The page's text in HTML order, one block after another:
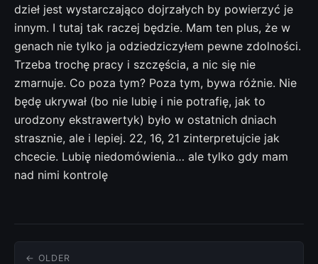
dzieł jest wystarczająco dojrzałych by powierzyć je
innym. I tutaj tak raczej będzie. Mam ten plus, że w
genach nie tylko ja odziedziczyłem pewne zdolności.
Trzeba trochę pracy i szczęścia, a nic się nie
zmarnuje. Co poza tym? Poza tym, bywa różnie. Nie
będę ukrywał (bo nie lubię i nie potrafię, jak to
urodzony ekstrawertyk) było w ostatnich dniach
strasznie, ale i lepiej. 22, 16, 21 zinterpretujcie jak
chcecie. Lubię niedomówienia… ale tylko gdy mam
nad nimi kontrolę
← OLDER